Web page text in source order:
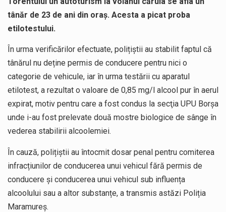
tânăr de 23 de ani din oraș. Acesta a picat proba
etilotestului.
În urma verificărilor efectuate, polițiștii au stabilit faptul că
tânărul nu deține permis de conducere pentru nici o
categorie de vehicule, iar în urma testării cu aparatul
etilotest, a rezultat o valoare de 0,85 mg/l alcool pur în aerul
expirat, motiv pentru care a fost condus la secţia UPU Borşa
unde i-au fost prelevate două mostre biologice de sânge în
vederea stabilirii alcoolemiei.
În cauză, polițiștii au întocmit dosar penal pentru comiterea
infracțiunilor de conducerea unui vehicul fără permis de
conducere și conducerea unui vehicul sub influența
alcoolului sau a altor substanțe, a transmis astăzi Poliția
Maramureș.